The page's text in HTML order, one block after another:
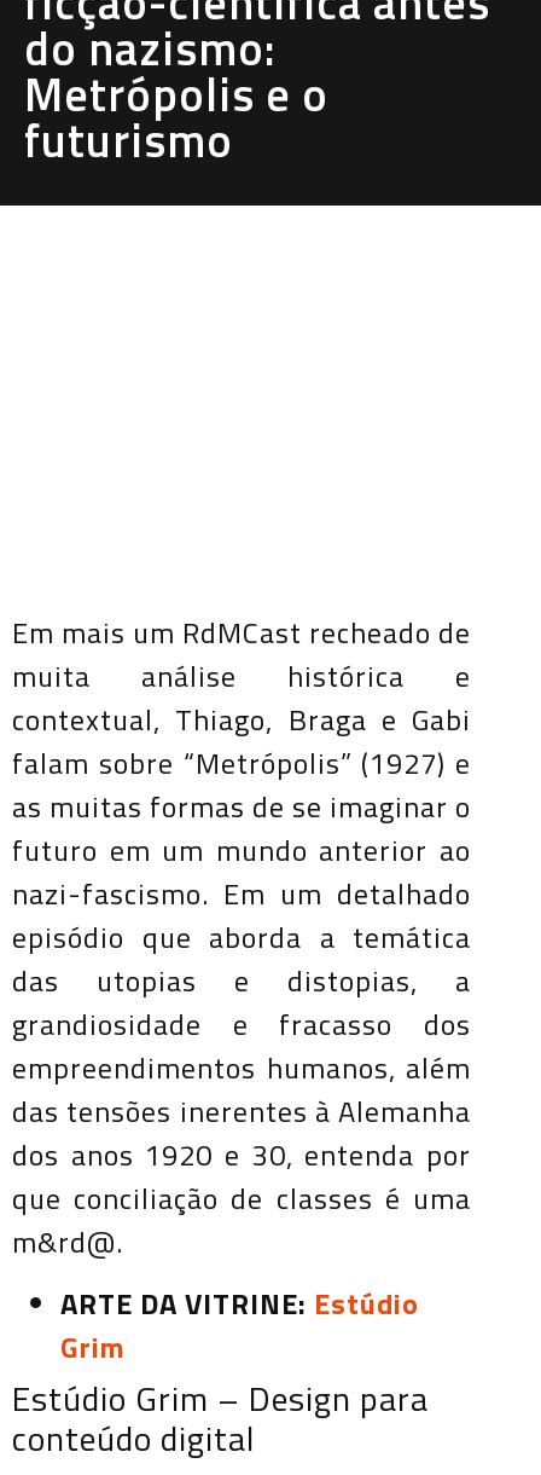
do nazismo:
Metrópolis e o
futurismo
Em mais um RdMCast recheado de
muita análise histórica e
contextual, Thiago, Braga e Gabi
falam sobre “Metrópolis” (1927) e
as muitas formas de se imaginar o
futuro em um mundo anterior ao
nazi-fascismo. Em um detalhado
episódio que aborda a temática
das utopias e distopias, a
grandiosidade e fracasso dos
empreendimentos humanos, além
das tensões inerentes à Alemanha
dos anos 1920 e 30, entenda por
que conciliação de classes é uma
m&rd@.
ARTE DA VITRINE: Estúdio
Grim
Estúdio Grim – Design para
conteúdo digital